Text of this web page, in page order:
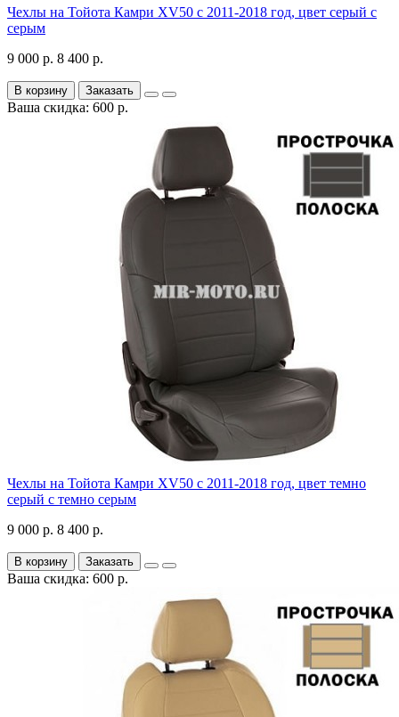
Чехлы на Тойота Камри XV50 с 2011-2018 год, цвет серый с
серым
9 000 р. 8 400 р.
В корзину Заказать
Ваша скидка: 600 р.
Чехлы на Тойота Камри XV50 с 2011-2018 год, цвет темно
серый с темно серым
9 000 р. 8 400 р.
В корзину Заказать
Ваша скидка: 600 р.